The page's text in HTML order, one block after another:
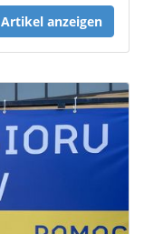
Artikel anzeigen